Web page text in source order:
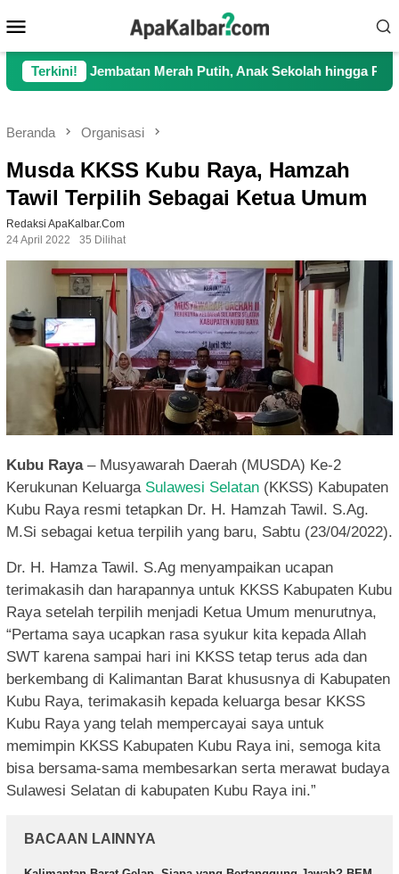
ke
kontenMobile
Terkini!
Jembatan Merah Putih, Anak Sekolah hingga Petani Kini
Beranda Organisasi
Musda KKSS Kubu Raya, Hamzah
Tawil Terpilih Sebagai Ketua Umum
Redaksi ApaKalbar.com
24 April 2022
35 Dilihat
Kubu Raya – Musyawarah Daerah (MUSDA) Ke-2
Kerukunan Keluarga Sulawesi Selatan (KKSS) Kabupaten
Kubu Raya resmi tetapkan Dr. H. Hamzah Tawil. S.Ag.
M.Si sebagai ketua terpilih yang baru, Sabtu (23/04/2022).
Dr. H. Hamza Tawil. S.Ag menyampaikan ucapan
terimakasih dan harapannya untuk KKSS Kabupaten Kubu
Raya setelah terpilih menjadi Ketua Umum menurutnya,
“Pertama saya ucapkan rasa syukur kita kepada Allah
SWT karena sampai hari ini KKSS tetap terus ada dan
berkembang di Kalimantan Barat khususnya di Kabupaten
Kubu Raya, terimakasih kepada keluarga besar KKSS
Kubu Raya yang telah mempercayai saya untuk
memimpin KKSS Kabupaten Kubu Raya ini, semoga kita
bisa bersama-sama membesarkan serta merawat budaya
Sulawesi Selatan di kabupaten Kubu Raya ini.”
BACAAN LAINNYA